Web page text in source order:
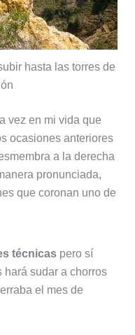
hasta las torres de
vez en mi vida que
ocasiones anteriores
a la derecha
pronunciada,
que coronan uno de
técnicaspero sí
hará sudar a chorros
el mes de